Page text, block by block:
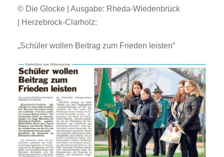
© Die Glocke | Ausgabe: Rheda-Wiedenbrück
| Herzebrock-Clarholz:
„Schüler wollen Beitrag zum Frieden leisten“